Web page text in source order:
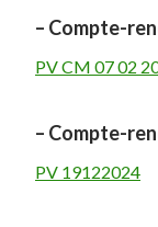
– Compte-
PV CM 07 02
– Compte-
PV 19122024